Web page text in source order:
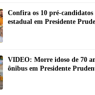
Confira os 10 pré-candidatos
estadual em Presidente
VIDEO: Morre idoso de 70
ônibus em Presidente